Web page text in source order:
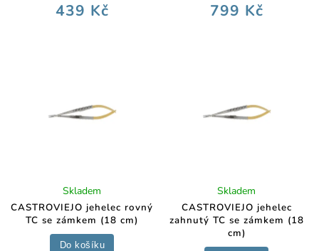
439 Kč 799 Kč
CASTROVIEJO jehelec rovný
TC se zámkem (18 cm)
Skladem
Do košíku
CASTROVIEJO jehelec
zahnutý TC se zámkem (18
cm)
Skladem